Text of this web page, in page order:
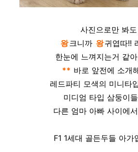
사진으로만 봐도
왕크니까 왕귀엽따!!
한눈에 느껴지는거 같
** 바로 앞전에 소개
레드파티 모색의 미니타
미디엄 타입 삼둥이
다른 엄마 아빠 사이에
F1 1세대 골든두들 아가